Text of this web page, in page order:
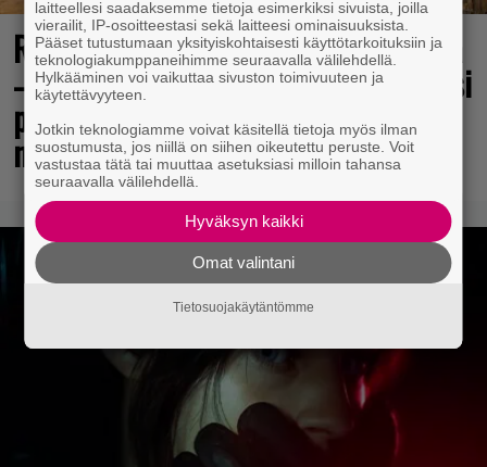
Rakastettu pelisarja täyttää 25 vuotta
– vuonna 2012 julkaistu osa ilmaiseksi
pc:lle, muita osia voi testailla
maksutta
laitteellesi saadaksemme tietoja esimerkiksi sivuista, joilla
vierailit, IP-osoitteestasi sekä laitteesi ominaisuuksista.
Pääset tutustumaan yksityiskohtaisesti käyttötarkoituksiin ja
teknologiakumppaneihimme seuraavalla välilehdellä.
Hylkääminen voi vaikuttaa sivuston toimivuuteen ja
käytettävyyteen.
Jotkin teknologiamme voivat käsitellä tietoja myös ilman
suostumusta, jos niillä on siihen oikeutettu peruste. Voit
vastustaa tätä tai muuttaa asetuksiasi milloin tahansa
seuraavalla välilehdellä.
Hyväksyn kaikki
Omat valintani
Tietosuojakäytäntömme